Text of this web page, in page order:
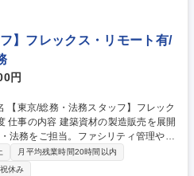
務・経理：月次・年次決算業務/税務
ど ■総務・人事：採用業務/入退社手続
シ
人事など
】フレックス・リモート有/
円
開
法務をご担当。ファシリティ管理や社
査やコンプライアンス等の法務、これ
リティ・備品設
月平均残業時間20時間以内
休み